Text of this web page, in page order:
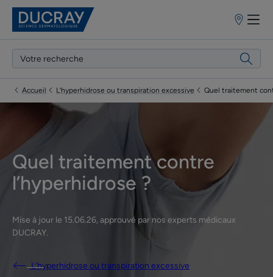
Points
vente
Accueil L’hyperhidrose ou transpiration excessive Quel traitement
Quel traitement contre
l’hyperhidrose ?
Mise à jour le 15.06.26, approuvé par nos experts médicaux
DUCRAY.
L’hyperhidrose ou transpiration excessive